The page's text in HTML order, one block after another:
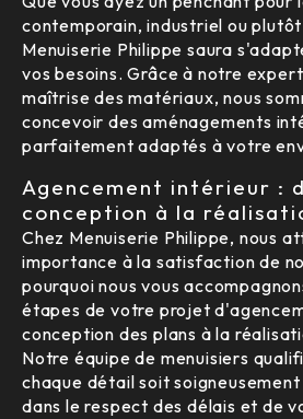
contemporain, industriel ou
Menuiserie Philippe saura
vos besoins. Grâce à notre
maîtrise des matériaux, nous
concevoir des aménagements
parfaitement adaptés à votre
Agencement intérieur :
conception à la
Chez Menuiserie Philippe, nous
importance à la satisfaction de
pourquoi nous vous
étapes de votre projet
conception des plans à la
Notre équipe de menuisiers
chaque détail soit
dans le respect des délais et de